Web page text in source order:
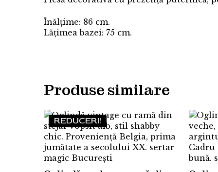
Înălțime: 86 cm.
Lățimea bazei: 75 cm.
Produse similare
REDUCERI!